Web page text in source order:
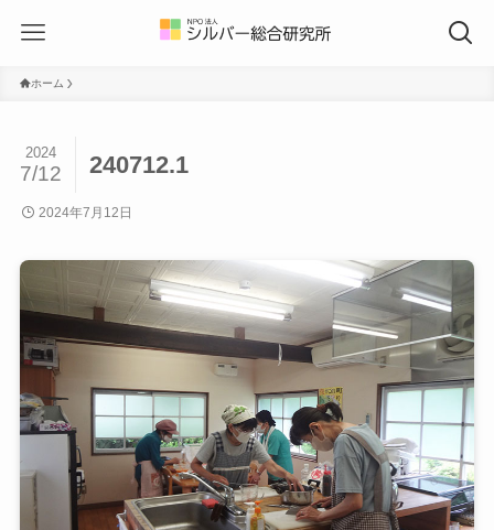
ホーム
240712.1
2024
7/12
2024年7月12日